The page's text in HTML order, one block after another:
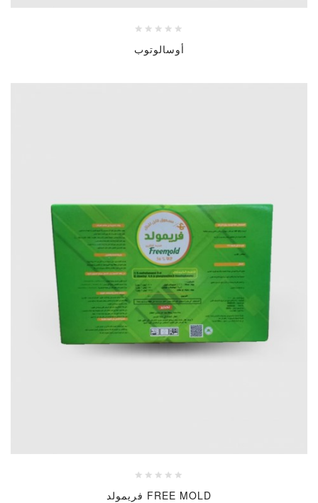
أوسالوتوب
FREE MOLD فريمولد